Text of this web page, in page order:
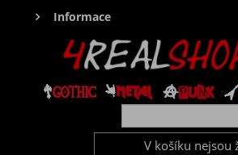
Informace
V košíku nejsou